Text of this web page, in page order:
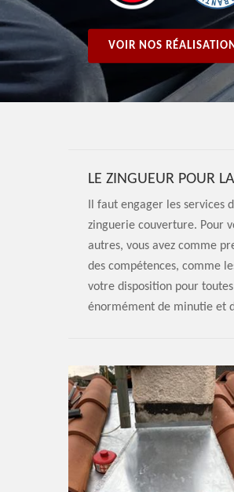
VOIR NOS
LE ZINGUEUR POUR
Il faut engager les
zinguerie couverture. Pour
autres, vous avez comme
des compétences, comme
votre disposition pour
énormément de minutie et